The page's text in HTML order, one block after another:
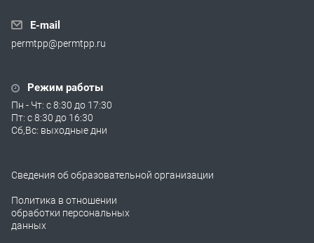
E-mail
permtpp@permtpp.ru
Режим работы
Пн - Чт: с 8:30 до 17:30
Пт: с 8:30 до 16:30
Сб,Вс: выходные дни
Сведения об образовательной организации
Политика в отношении
обработки персональных
данных